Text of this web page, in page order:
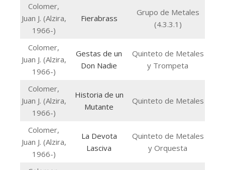
Colomer,
Juan J. (Alzira,
1966-)
Fierabrass
Grupo de Metales
(4.3.3.1)
Colomer,
Juan J. (Alzira,
1966-)
Gestas de un
Don Nadie
Quinteto de Metales
y Trompeta
Colomer,
Juan J. (Alzira,
1966-)
Historia de un
Mutante
Quinteto de Metales
Colomer,
Juan J. (Alzira,
1966-)
La Devota
Lasciva
Quinteto de Metales
y Orquesta